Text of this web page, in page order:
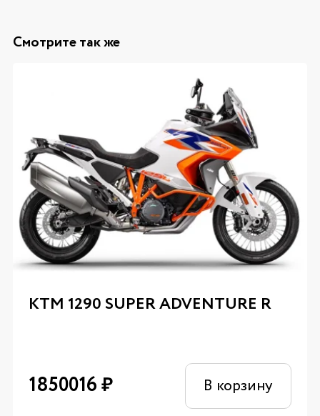
Смотрите так же
KTM 1290 SUPER ADVENTURE R
1850016₽ В корзину